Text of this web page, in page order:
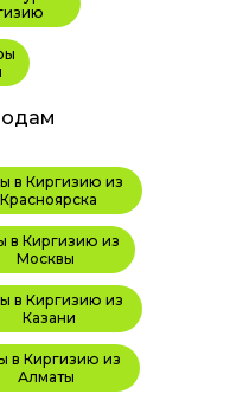
в Киргизию из
Алматы
в Киргизию из
Красноярска
в Киргизию из
Москвы
в Киргизию из
Казани